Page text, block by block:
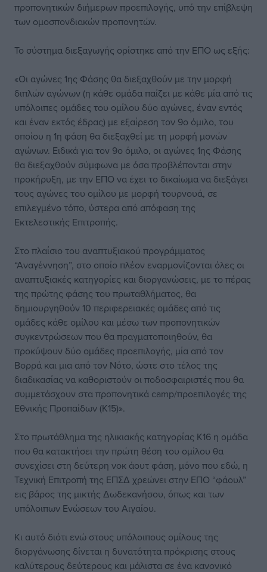
προπονητικών διήμερων προεπιλογής, υπό την επίβλεψη
των ομοσπονδιακών προπονητών.
Το σύστημα διεξαγωγής ορίστηκε από την ΕΠΟ ως εξής:
«Οι αγώνες 1ης Φάσης θα διεξαχθούν με την μορφή
διπλών αγώνων (η κάθε ομάδα παίζει με κάθε μία από τις
υπόλοιπες ομάδες του ομίλου δύο αγώνες, έναν εντός
και έναν εκτός έδρας) με εξαίρεση τον 9ο όμιλο, του
οποίου η 1η φάση θα διεξαχθεί με τη μορφή μονών
αγώνων. Ειδικά για τον 9ο όμιλο, οι αγώνες 1ης Φάσης
θα διεξαχθούν σύμφωνα με όσα προβλέπονται στην
προκήρυξη, με την ΕΠΟ να έχει το δικαίωμα να διεξάγει
τους αγώνες του ομίλου με μορφή τουρνουά, σε
επιλεγμένο τόπο, ύστερα από απόφαση της
Εκτελεστικής Επιτροπής.
Στο πλαίσιο του αναπτυξιακού προγράμματος
“Αναγέννηση”, στο οποίο πλέον εναρμονίζονται όλες οι
αναπτυξιακές κατηγορίες και διοργανώσεις, με το πέρας
της πρώτης φάσης του πρωταθλήματος, θα
δημιουργηθούν 10 περιφερειακές ομάδες από τις
ομάδες κάθε ομίλου και μέσω των προπονητικών
συγκεντρώσεων που θα πραγματοποιηθούν, θα
προκύψουν δύο ομάδες προεπιλογής, μία από τον
Βορρά και μια από τον Νότο, ώστε στο τέλος της
διαδικασίας να καθοριστούν οι ποδοσφαιριστές που θα
συμμετάσχουν στα προπονητικά camp/προεπιλογές της
Εθνικής Προπαίδων (Κ15)».
Στο πρωτάθλημα της ηλικιακής κατηγορίας Κ16 η ομάδα
που θα κατακτήσει την πρώτη θέση του ομίλου θα
συνεχίσει στη δεύτερη νοκ άουτ φάση, μόνο που εδώ, η
Τεχνική Επιτροπή της ΕΠΣΔ χρεώνει στην ΕΠΟ “φάουλ”
εις βάρος της μικτής Δωδεκανήσου, όπως και των
υπόλοιπων Ενώσεων του Αιγαίου.
Κι αυτό διότι ενώ στους υπόλοιπους ομίλους της
διοργάνωσης δίνεται η δυνατότητα πρόκρισης στους
καλύτερους δεύτερους και μάλιστα σε ένα κανονικό